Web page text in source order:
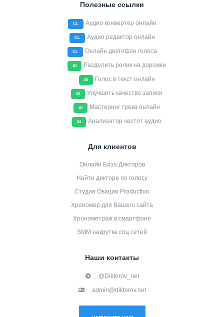
Полезные ссылки
CL Аудио конвертер онлайн
CL Аудио редактор онлайн
CL Онлайн диктофон голоса
AI Разделить ролик на дорожки
AI Голос в текст онлайн
AI Улучшить качество записи
AI Мастеринг трека онлайн
AI Анализатор частот аудио
Для клиентов
Онлайн База Дикторов
Найти диктора по голосу
Студия Овации Production
Хрономер для Вашего сайта
Хронометраж в смартфоне
SMM накрутка соц сетей
Наши контакты
@Diktorov_net
admin@diktorov.net